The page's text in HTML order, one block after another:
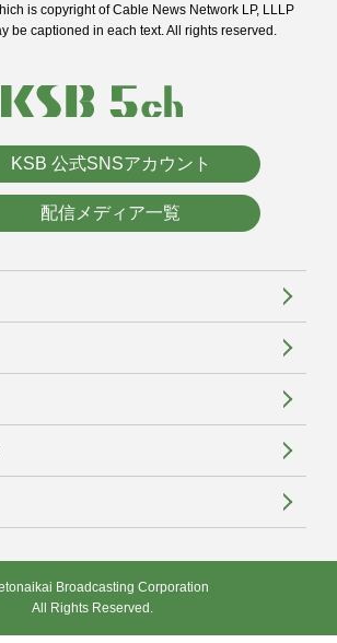
is copyright of Cable News Network LP, LLLP
be captioned in each text. All rights reserved.
KSB 公式SNSアカウント
配信メディア一覧
Broadcasting Corporation
All Rights Reserved.